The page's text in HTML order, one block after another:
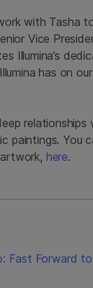
with Tasha
Vice
Illumina’s
has on
relationships
paintings. You
here.
Fast Forward